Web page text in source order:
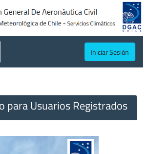
Iniciar Sesión
para Usuarios Registrados